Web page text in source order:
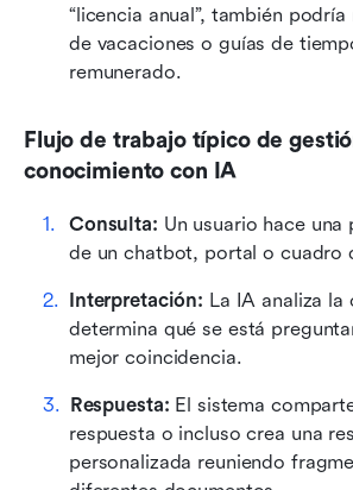
“licencia anual”, también
de vacaciones o guías de
remunerado.
Flujo de trabajo típico de
conocimiento con IA
Consulta: Un usuario hace una
de un chatbot, portal o cuadro
Interpretación: La IA analiza la
determina qué se está
mejor coincidencia.
Respuesta: El sistema
respuesta o incluso crea una
personalizada reuniendo